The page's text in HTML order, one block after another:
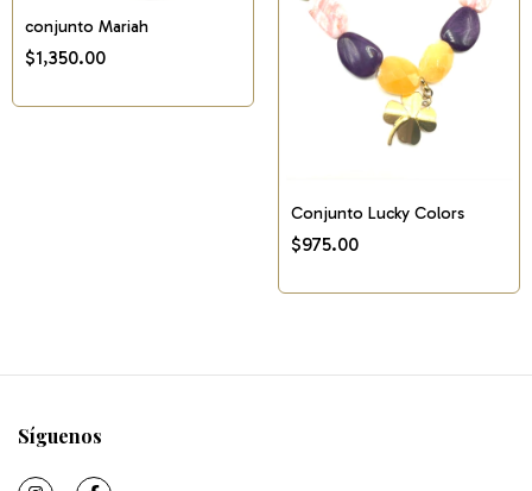
conjunto Mariah
$1,350.00
Conjunto Lucky Colors
$975.00
Síguenos